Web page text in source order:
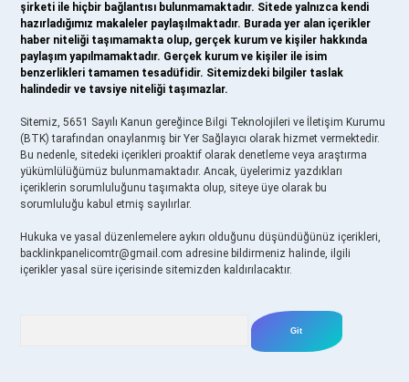
şirketi ile hiçbir bağlantısı bulunmamaktadır. Sitede yalnızca kendi
hazırladığımız makaleler paylaşılmaktadır. Burada yer alan içerikler
haber niteliği taşımamakta olup, gerçek kurum ve kişiler hakkında
paylaşım yapılmamaktadır. Gerçek kurum ve kişiler ile isim
benzerlikleri tamamen tesadüfidir. Sitemizdeki bilgiler taslak
halindedir ve tavsiye niteliği taşımazlar.
Sitemiz, 5651 Sayılı Kanun gereğince Bilgi Teknolojileri ve İletişim Kurumu
(BTK) tarafından onaylanmış bir Yer Sağlayıcı olarak hizmet vermektedir.
Bu nedenle, sitedeki içerikleri proaktif olarak denetleme veya araştırma
yükümlülüğümüz bulunmamaktadır. Ancak, üyelerimiz yazdıkları
içeriklerin sorumluluğunu taşımakta olup, siteye üye olarak bu
sorumluluğu kabul etmiş sayılırlar.
Hukuka ve yasal düzenlemelere aykırı olduğunu düşündüğünüz içerikleri,
backlinkpanelicomtr@gmail.com adresine bildirmeniz halinde, ilgili
içerikler yasal süre içerisinde sitemizden kaldırılacaktır.